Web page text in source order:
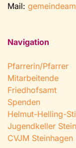
Mail:
Navigation
Pfarrerin/Pfarrer
Mitarbeitende
Friedhofsamt
Spenden
Helmut-Helling-
Jugendkeller
CVJM Steinhagen